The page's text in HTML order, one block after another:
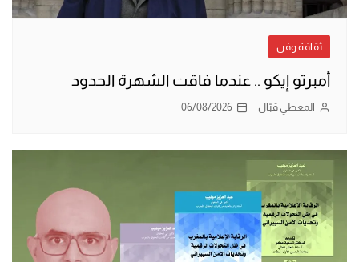
ثقافة وفن
أمبرتو إيكو .. عندما فاقت الشهرة الحدود
المعطي قبّال 06/08/2026